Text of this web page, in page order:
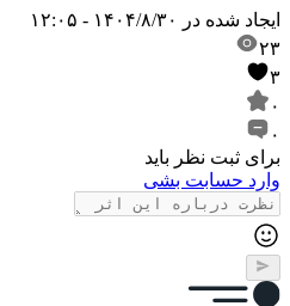
ایجاد شده در
۱۴۰۴/۸/۳۰ - ۱۲:۰۵
۲۳
۳
۰
۰
برای ثبت نظر باید
وارد حسابت بشی